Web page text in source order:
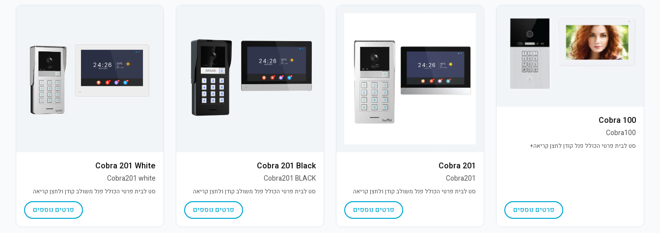
Cobra 100
Cobra100
סט לבית פרטי הכולל פנל קודן לחצן קריאה+
פרטים נוספים
Cobra 201
Cobra201
סט לבית פרטי הכולל פנל משולב קודן ולחצן קריאה
פרטים נוספים
Cobra 201 Black
Cobra201 BLACK
סט לבית פרטי הכולל פנל משולב קודן ולחצן קריאה
פרטים נוספים
Cobra 201 White
Cobra201 white
סט לבית פרטי הכולל פנל משולב קודן ולחצן קריאה
פרטים נוספים